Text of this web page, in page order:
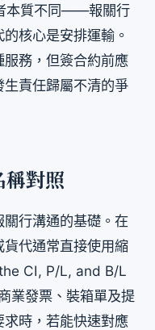
本質不同——報關行
核心是安排運輸。
務，但簽合約前應
責任歸屬不清的爭
稱對照
行溝通的基礎。在
代通常直接使用縮
CI, P/L, and B/L
業發票、裝箱單及提
時，若能快速對應